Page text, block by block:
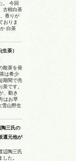
。 今回
古樹白茶
香りが
おりま
白茶
茶）
散茶を発
は希少
期間で売
茶です。
、動き
はお早
雪山野生
三氏の
還元他が
辺陶三氏
した。